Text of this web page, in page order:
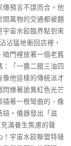
傳預言不謀而合。他
萬物的交通都被麵
宇宙水餃臨界點到來
沾猛地衝回店裡，
門裡放著一個老舊
：「一醬二醋三油四
像他這樣的傳統派才
閃爍著詭異紅色光芒
著一根彎曲的、像
鈕。儀器發出「滋
滿養生焦慮的聲
宇宙水餃聯盟特級